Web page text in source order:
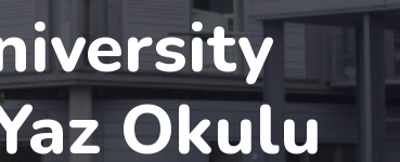
Okulu